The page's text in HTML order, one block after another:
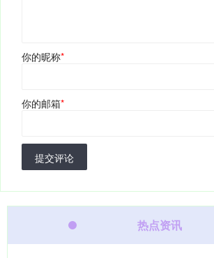
你的昵称*
你的邮箱*
提交评论
热点资讯